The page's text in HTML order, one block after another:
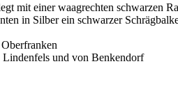
mit einer waagrechten schwarzen
in Silber ein schwarzer
Lindenfels und von Benkendorf